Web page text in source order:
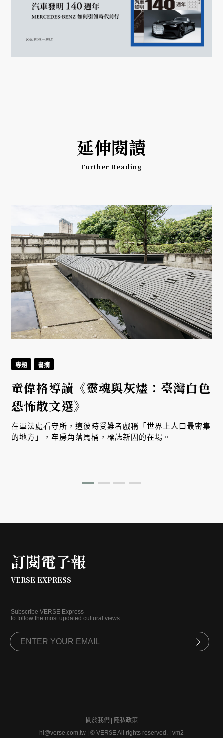
延伸閱讀
Further Reading
專題 書摘
童偉格導讀《靈魂與灰燼：臺灣白色
恐怖散文選》
在軍法處看守所，這彼時受難者戲稱「世界上人口最密集
的地方」，牢房角落馬桶，標誌新囚的在場。
訂閱電子報
VERSE EXPRESS
Subscribe VERSE Express
to follow the most updated cultural views.
關於我們
隱私政策
hi@verse.com.tw
© VERSE All rights reserved. | vm2